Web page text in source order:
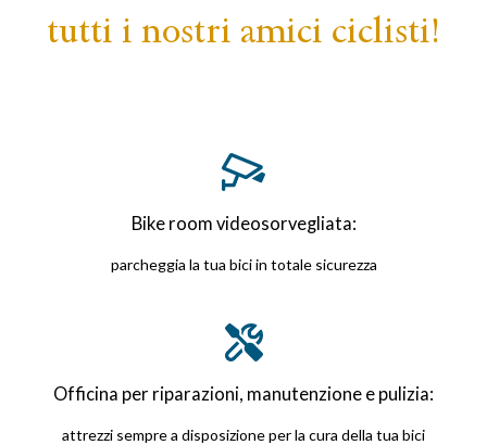
tutti i nostri amici ciclisti!
Bike room videosorvegliata:
parcheggia la tua bici in totale sicurezza
Officina per riparazioni, manutenzione e pulizia:
attrezzi sempre a disposizione per la cura della tua bici